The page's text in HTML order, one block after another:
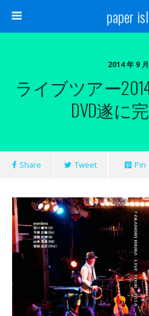
paper
2014 年 9
ライブツアー
DVD遂に
Share Tweet Pin